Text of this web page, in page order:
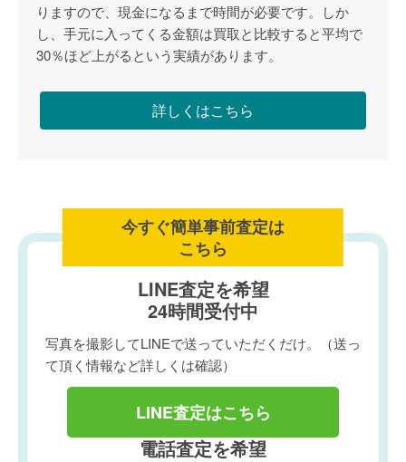
りますので、現金になるまで時間が必要です。しか
し、手元に入ってくる金額は買取と比較すると平均で
30％ほど上がるという実績があります。
詳しくはこちら
今すぐ簡単事前査定は
こちら
LINE査定を希望
24時間受付中
写真を撮影してLINEで送っていただくだけ。（送っ
て頂く情報など詳しくは確認）
LINE査定はこちら
電話査定を希望